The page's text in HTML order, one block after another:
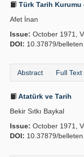
Principles
Publication
Türk Tarih Kurumu
Afet İnan
Issue: October 1971,
DOI: 10.37879/
Abstract Full Text
Atatürk ve Tarih
Bekir Sıtkı Baykal
Issue: October 1971,
DOI: 10.37879/